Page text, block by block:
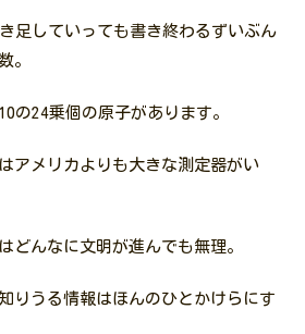
足していっても書き終わるずいぶん
。
の24乗個の原子があります。
アメリカよりも大きな測定器がい
どんなに文明が進んでも無理。
りうる情報はほんのひとかけらにす